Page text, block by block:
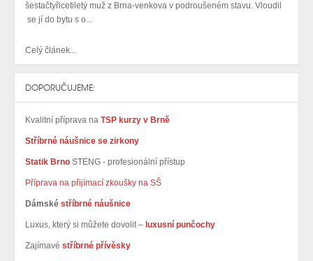
šestačtyřicetiletý muž z Brna-venkova v podroušeném stavu. V loudil
se jí do bytu s o...
Celý článek...
DOPORUČUJEME:
Kvalitní příprava na TSP kurzy v Brně
Stříbrné náušnice se zirkony
Statik Brno STENG - profesionální přístup
Příprava na přijímací zkoušky na SŠ
Dámské stříbrné náušnice
Luxus, který si můžete dovolit – luxusní punčochy
Zajímavé stříbrné přívěsky